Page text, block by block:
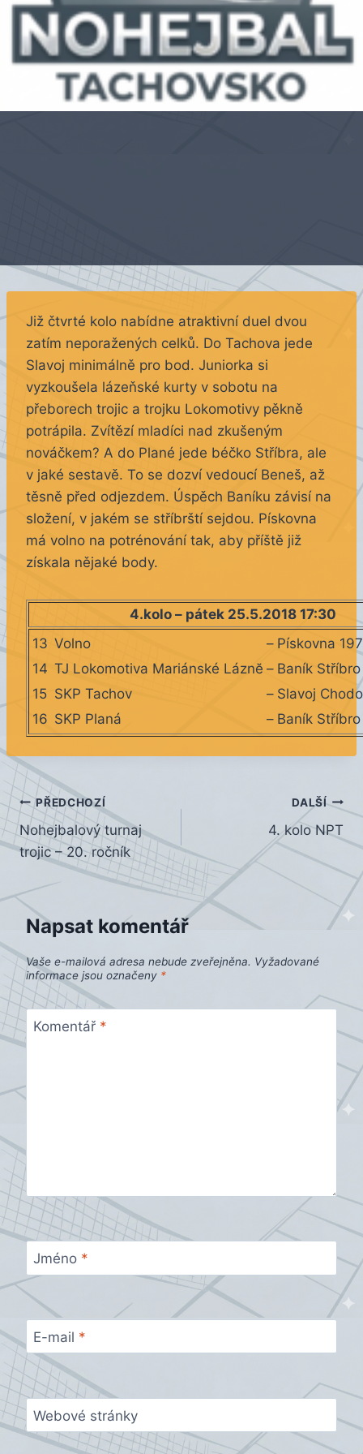
Již čtvrté kolo nabídne atraktivní duel dvou
zatím neporažených celků. Do Tachova jede
Slavoj minimálně pro bod. Juniorka si
vyzkoušela lázeňské kurty v sobotu na
přeborech trojic a trojku Lokomotivy pěkně
potrápila. Zvítězí mladíci nad zkušeným
nováčkem? A do Plané jede béčko Stříbra, ale
v jaké sestavě. To se dozví vedoucí Beneš, až
těsně před odjezdem. Úspěch Baníku závisí na
složení, v jakém se stříbrští sejdou. Pískovna
má volno na potrénování tak, aby příště již
získala nějaké body.
4.kolo – pátek 25.5.2018 17:30
13 Volno – Pískovna
14 TJ Lokomotiva Mariánské Láznĕ – Baník
15 SKP Tachov – Slavoj
16 SKP Planá – Baník Stříbro
Navigace
pro
příspěvek
PŘEDCHOZÍ
Nohejbalový turnaj
trojic – 20. ročník
DALŠÍ
4. kolo NPT
Napsat komentář
Vaše e-mailová adresa nebude zveřejněna. Vyžadované
informace jsou označeny *
Komentář *
Jméno *
E-mail *
Webové stránky